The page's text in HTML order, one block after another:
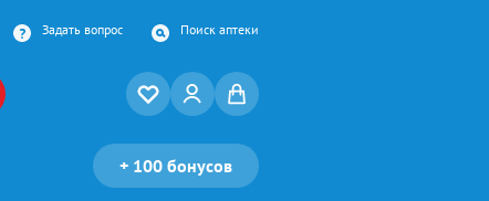
Задать вопрос Поиск аптеки
+ 100 бонусов